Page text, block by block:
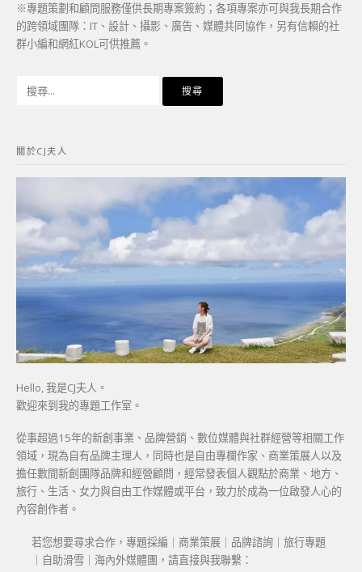
※專題策劃和顧問服務僅供長期專案簽約；各項專案亦可與我長期合作
的跨領域團隊：IT、設計、攝影、廣告、媒體共同協作，另有信賴的社
群小編和網紅KOL可供推薦。
字:
關於CJ夫人
Hello, 我是CJ夫人。
歡迎來到我的專題工作室。
從事超過15年的新創事業、品牌營銷、數位媒體與社群經營等相關工作
領域，現為自有品牌主理人，同時也是自由專欄作家、商業策展人以及
擔任數間新創團隊品牌和經營顧問，經常發表個人觀點於商業、地方、
旅行、生活、女力與自由工作媒體或平台，致力於成為一位啟發人心的
內容創作者。
若您想要尋求合作，專題採編｜商業策展｜品牌諮詢｜旅行專題
｜自助滑雪｜海內外媒體團，請直接與我聯繫：